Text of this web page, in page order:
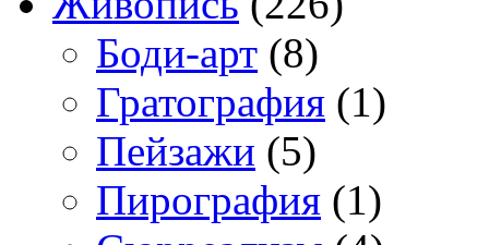
Боди-арт (8)
Гратография (1)
Пейзажи (5)
Пирография (1)